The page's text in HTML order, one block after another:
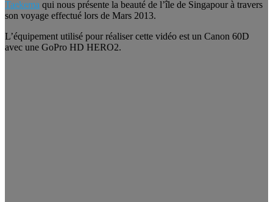
Taekema qui nous présente la beauté de l’île de Singapour à travers
son voyage effectué lors de Mars 2013.
L’équipement utilisé pour réaliser cette vidéo est un Canon 60D
avec une GoPro HD HERO2.